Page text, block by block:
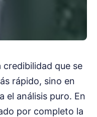
que se
rápido, sino en
el análisis puro. En
por completo la